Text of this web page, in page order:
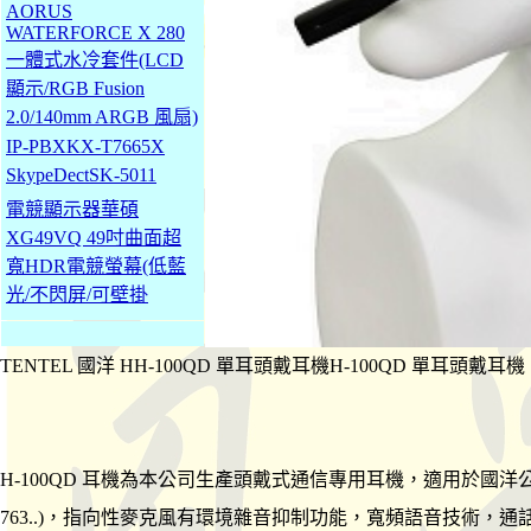
AORUS
WATERFORCE X 280
一體式水冷套件(LCD
顯示/RGB Fusion
2.0/140mm ARGB 風扇)
IP-PBXKX-T7665X
SkypeDectSK-5011
電競顯示器華碩
XG49VQ 49吋曲面超
寬HDR電競螢幕(低藍
光/不閃屏/可壁掛
TENTEL 國洋 HH-100QD 單耳頭戴耳機H-100QD 單耳頭戴耳機
H-100QD 耳機為本公司生產頭戴式通信專用耳機，適用於國洋
763..)，指向性麥克風有環境雜音抑制功能，寬頻語音技術，通